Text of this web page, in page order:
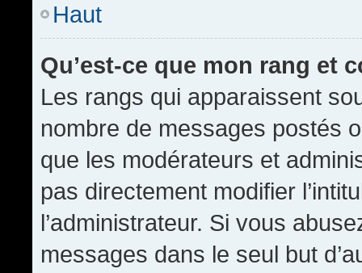
Haut
Qu’est-ce que mon rang et
Les rangs qui apparaissent
nombre de messages postés
que les modérateurs et
pas directement modifier
l’administrateur. Si vous
messages dans le seul but